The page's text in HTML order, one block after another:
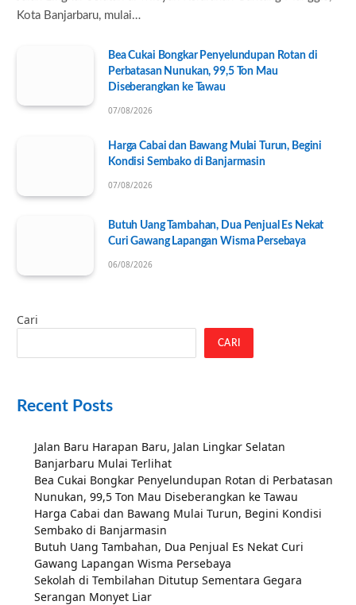
Kota Banjarbaru, mulai…
Bea Cukai Bongkar Penyelundupan Rotan di
Perbatasan Nunukan, 99,5 Ton Mau
Diseberangkan ke Tawau
07/08/2026
Harga Cabai dan Bawang Mulai Turun, Begini
Kondisi Sembako di Banjarmasin
07/08/2026
Butuh Uang Tambahan, Dua Penjual Es Nekat
Curi Gawang Lapangan Wisma Persebaya
06/08/2026
Cari
CARI
Recent Posts
Jalan Baru Harapan Baru, Jalan Lingkar Selatan
Banjarbaru Mulai Terlihat
Bea Cukai Bongkar Penyelundupan Rotan di Perbatasan
Nunukan, 99,5 Ton Mau Diseberangkan ke Tawau
Harga Cabai dan Bawang Mulai Turun, Begini Kondisi
Sembako di Banjarmasin
Butuh Uang Tambahan, Dua Penjual Es Nekat Curi
Gawang Lapangan Wisma Persebaya
Sekolah di Tembilahan Ditutup Sementara Gegara
Serangan Monyet Liar